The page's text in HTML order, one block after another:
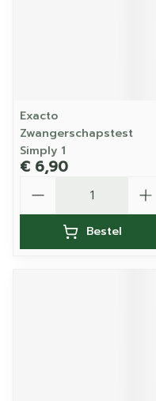
Exacto
Zwangerschapstest
Simply 1
€ 6,90
Bestel